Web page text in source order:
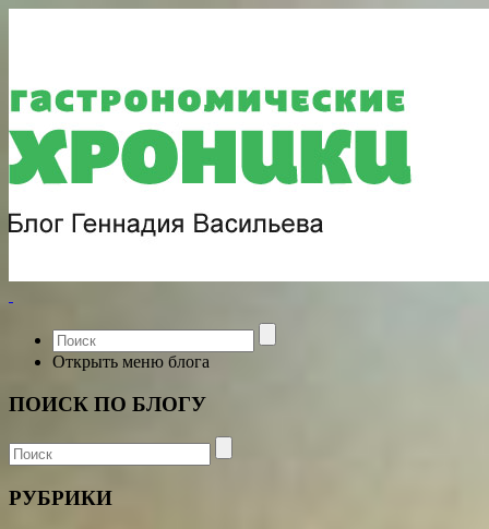
Открыть меню блога
ПОИСК ПО БЛОГУ
РУБРИКИ